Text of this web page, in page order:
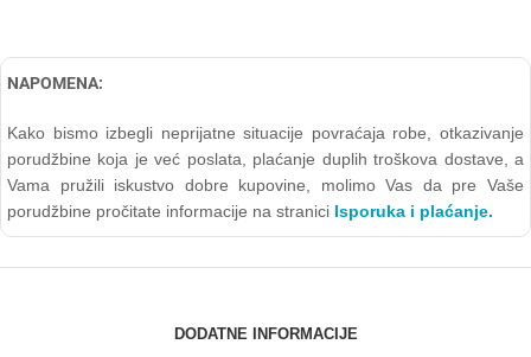
NAPOMENA:
Kako bismo izbegli neprijatne situacije povraćaja robe, otkazivanje
porudžbine koja je već poslata, plaćanje duplih troškova dostave, a
Vama pružili iskustvo dobre kupovine, molimo Vas da pre Vaše
porudžbine pročitate informacije na stranici Isporuka i plaćanje.
DODATNE INFORMACIJE